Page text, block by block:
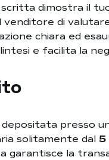
dimostra il
venditore di
chiara ed
e facilita la
depositata presso
solitamente dal 5
garantisce la